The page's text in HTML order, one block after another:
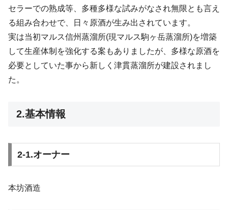
セラーでの熟成等、多種多様な試みがなされ無限とも言え
る組み合わせで、日々原酒が生み出されています。
実は当初マルス信州蒸溜所(現マルス駒ヶ岳蒸溜所)を増築
して生産体制を強化する案もありましたが、多様な原酒を
必要としていた事から新しく津貫蒸溜所が建設されまし
た。
2.基本情報
2-1.オーナー
本坊酒造